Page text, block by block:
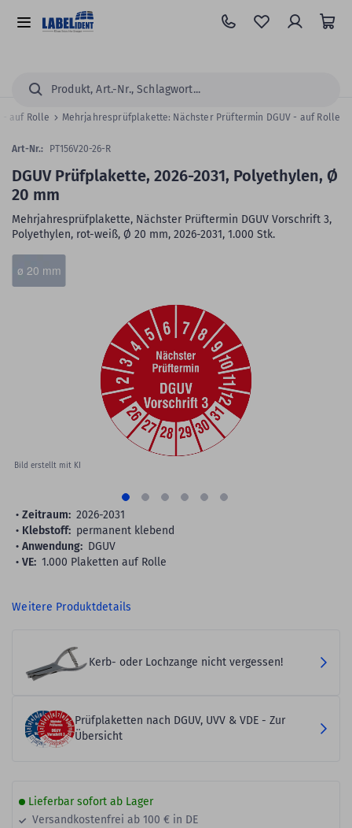
Hauptinhalt
springen
Alle
Suchen...
- auf Rolle Mehrjahresprüfplakette: Nächster Prüftermin DGUV - auf Rolle
Ende
der
ø 20 mm
Bild erstellt mit KI
to
the
DGUV Prüfplakette, 2026-2031, Polyethylen, Ø
20 mm
Mehrjahresprüfplakette, Nächster Prüftermin DGUV Vorschrift 3,
Polyethylen, rot-weiß, Ø 20 mm, 2026-2031, 1.000 Stk.
Art-Nr.: PT156V20-26-R
Zeitraum: 2026-2031
Klebstoff: permanent klebend
Anwendung: DGUV
VE: 1.000 Plaketten auf Rolle
Weitere Produktdetails
Kerb- oder Lochzange nicht vergessen!
Prüfplaketten nach DGUV, UVV & VDE - Zur
Übersicht
Lieferbar sofort ab Lager
Versandkostenfrei ab 100 € in DE